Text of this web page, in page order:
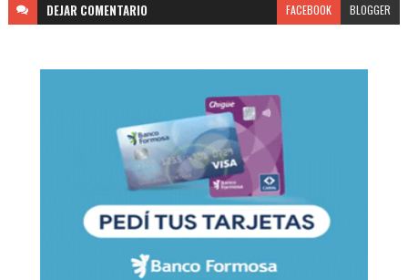
DEJAR COMENTARIO FACEBOOK BLOGGER